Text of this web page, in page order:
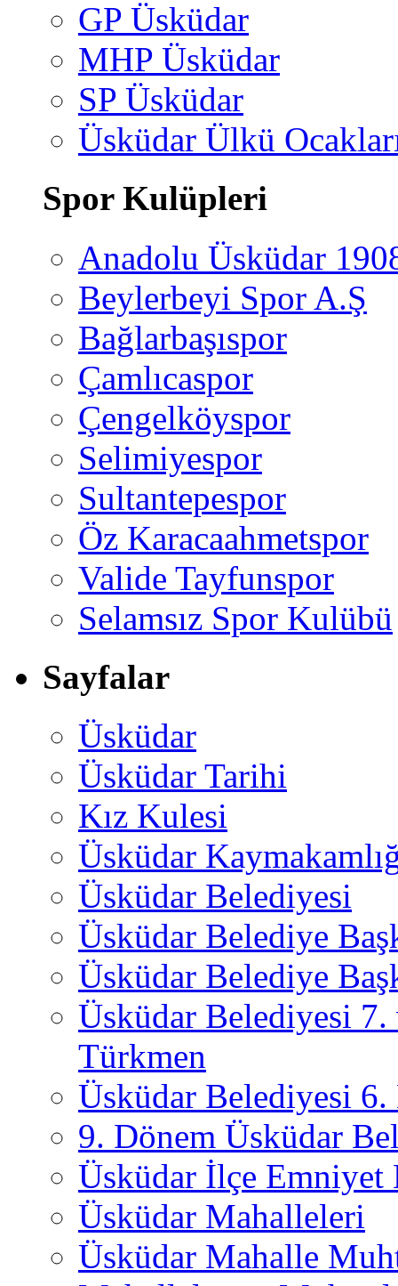
GP Üsküdar
MHP Üsküdar
SP Üsküdar
Üsküdar Ülkü
Spor Kulüpleri
Anadolu Üsküdar
Beylerbeyi Spor A.Ş
Bağlarbaşıspor
Çamlıcaspor
Çengelköyspor
Selimiyespor
Sultantepespor
Öz Karacaahmetspor
Valide Tayfunspor
Selamsız Spor Kulübü
Sayfalar
Üsküdar
Üsküdar Tarihi
Kız Kulesi
Üsküdar
Üsküdar Belediyesi
Üsküdar Belediye
Üsküdar Belediye
Üsküdar Belediyesi
Türkmen
Üsküdar Belediyesi 6.
9. Dönem Üsküdar
Üsküdar İlçe
Üsküdar Mahalleleri
Üsküdar Mahalle